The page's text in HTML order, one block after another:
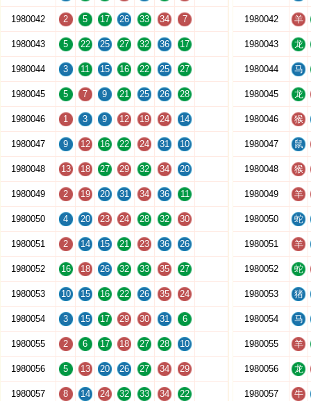
1980042 2 5 17 26 33 34 7
1980043 5 22 25 27 32 36 17
1980044 3 11 15 16 22 25 27
1980045 5 7 9 21 25 26 28
1980046 1 3 9 12 19 24 14
1980047 9 12 16 22 24 31 10
1980048 13 18 27 29 32 34 20
1980049 2 19 20 31 34 36 11
1980050 4 20 23 24 28 32 30
1980051 2 14 15 21 23 36 26
1980052 16 18 26 32 33 35 27
1980053 10 15 16 22 26 35 24
1980054 3 15 17 29 30 31 6
1980055 2 6 17 18 27 28 10
1980056 5 13 20 26 27 34 29
1980057 8 14 24 32 33 34 22
1980042 羊
1980043 龙
1980044 马
1980045 龙
1980046 猴
1980047 鼠
1980048 猴
1980049 羊
1980050 蛇
1980051 羊
1980052 蛇
1980053 猪
1980054 马
1980055 羊
1980056 龙
1980057 牛